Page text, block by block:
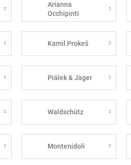
Arianna
Occhipinti
Kamil Prokeš
Piálek & Jäger
Waldschütz
Montenidoli